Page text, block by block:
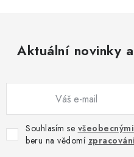
Aktuální novinky
Souhlasím se
beru na vědomí